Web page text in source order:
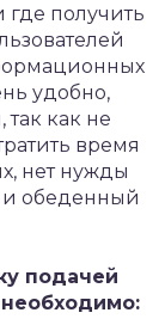
где получить
удобно,
как не
время
нет нужды
и обеденный
подачей